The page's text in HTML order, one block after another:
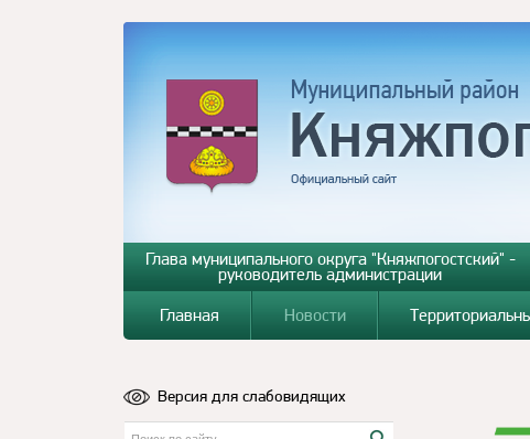
Глава муниципального округа "Княжпогостский" -
руководитель администрации
Главная Новости
Версия для слабовидящих